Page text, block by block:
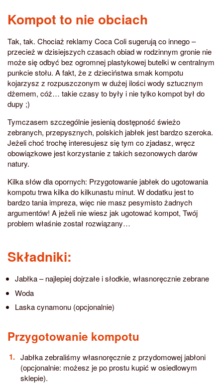
Kompot to nie obciach
Tak, tak. Chociaż reklamy Coca Coli sugerują co innego –
przecież w dzisiejszych czasach obiad w rodzinnym gronie nie
może się odbyć bez ogromnej plastykowej butelki w centralnym
punkcie stołu. A fakt, że z dzieciństwa smak kompotu
kojarzysz z rozpuszczonym w dużej ilości wody sztucznym
dżemem, cóż… takie czasy to były i nie tylko kompot był do
dupy ;)
Tymczasem szczególnie jesienią dostępność świeżo
zebranych, przepysznych, polskich jabłek jest bardzo szeroka.
Jeżeli choć trochę interesujesz się tym co zjadasz, wręcz
obowiązkowe jest korzystanie z takich sezonowych darów
natury.
Kilka słów dla opornych: Przygotowanie jabłek do ugotowania
kompotu trwa kilka do kilkunastu minut. W dodatku jest to
bardzo tania impreza, więc nie masz pesymisto żadnych
argumentów! A jeżeli nie wiesz jak ugotować kompot, Twój
problem właśnie został rozwiązany…
Składniki:
Jabłka – najlepiej dojrzałe i słodkie, własnoręcznie zebrane
Woda
Laska cynamonu (opcjonalnie)
Przygotowanie kompotu
Jabłka zebraliśmy własnoręcznie z przydomowej jabłoni
(opcjonalnie: możesz je po prostu kupić w osiedlowym
sklepie).